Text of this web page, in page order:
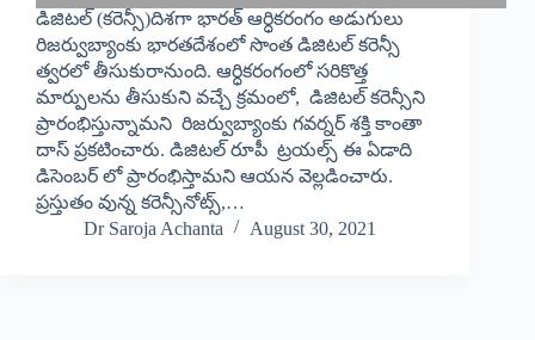
డిజిటల్ (కరెన్సీ)దిశగా భారత్ ఆర్ధికరంగం అడుగులు
రిజర్వుబ్యాంకు భారతదేశంలో సొంత డిజిటల్ కరెన్సీ
త్వరలో తీసుకురానుంది. ఆర్ధికరంగంలో సరికొత్త
మార్పులను తీసుకుని వచ్చే క్రమంలో, డిజిటల్ కరెన్సీని
ప్రారంభిస్తున్నామని రిజర్వుబ్యాంకు గవర్నర్ శక్తి కాంతా
దాస్ ప్రకటించారు. డిజిటల్ రూపీ ట్రయల్స్ ఈ ఏడాది
డిసెంబర్ లో ప్రారంభిస్తామని ఆయన వెల్లడించారు.
ప్రస్తుతం వున్న కరెన్సీనోట్స్,…
Dr Saroja Achanta
August 30, 2021